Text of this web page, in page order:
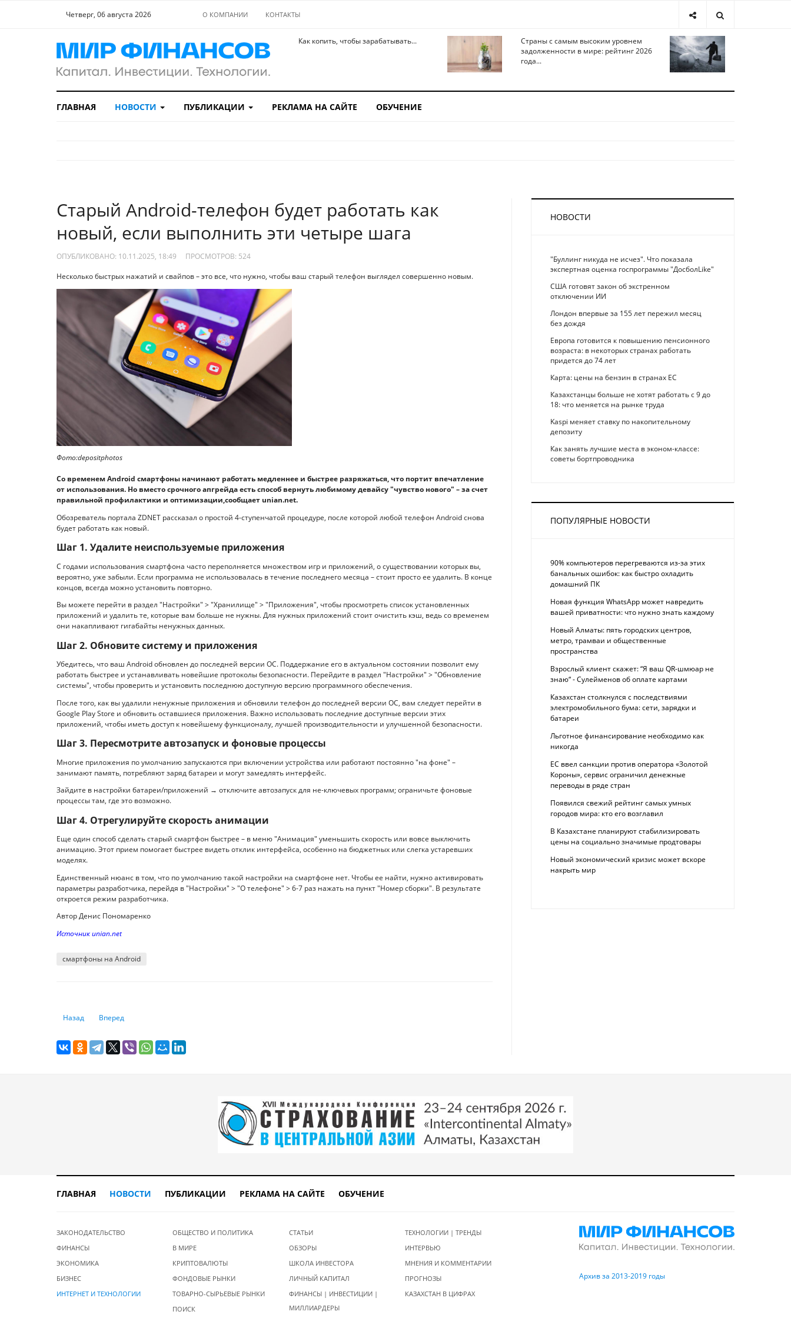
Четверг, 06 августа 2026 О КОМПАНИИ КОНТАКТЫ
Как копить, чтобы зарабатывать...
Страны с самым высоким уровнем
задолженности в мире: рейтинг 2026
года...
ГЛАВНАЯ НОВОСТИ ПУБЛИКАЦИИ РЕКЛАМА НА САЙТЕ ОБУЧЕНИЕ
Старый Android-телефон будет работать как
новый, если выполнить эти четыре шага
ОПУБЛИКОВАНО: 10.11.2025, 18:49 ПРОСМОТРОВ: 524
Несколько быстрых нажатий и свайпов – это все, что нужно, чтобы ваш старый телефон выглядел совершенно новым.
Фото:depositphotos
Со временем Android смартфоны начинают работать медленнее и быстрее разряжаться, что портит впечатление
от использования. Но вместо срочного апгрейда есть способ вернуть любимому девайсу "чувство нового" – за счет
правильной профилактики и оптимизации,сообщает unian.net.
Обозреватель портала ZDNET рассказал о простой 4-ступенчатой процедуре, после которой любой телефон Android снова
будет работать как новый.
Шаг 1. Удалите неиспользуемые приложения
С годами использования смартфона часто переполняется множеством игр и приложений, о существовании которых вы,
вероятно, уже забыли. Если программа не использовалась в течение последнего месяца – стоит просто ее удалить. В конце
концов, всегда можно установить повторно.
Вы можете перейти в раздел "Настройки" > "Хранилище" > "Приложения", чтобы просмотреть список установленных
приложений и удалить те, которые вам больше не нужны. Для нужных приложений стоит очистить кэш, ведь со временем
они накапливают гигабайты ненужных данных.
Шаг 2. Обновите систему и приложения
Убедитесь, что ваш Android обновлен до последней версии ОС. Поддержание его в актуальном состоянии позволит ему
работать быстрее и устанавливать новейшие протоколы безопасности. Перейдите в раздел "Настройки" > "Обновление
системы", чтобы проверить и установить последнюю доступную версию программного обеспечения.
После того, как вы удалили ненужные приложения и обновили телефон до последней версии ОС, вам следует перейти в
Google Play Store и обновить оставшиеся приложения. Важно использовать последние доступные версии этих
приложений, чтобы иметь доступ к новейшему функционалу, лучшей производительности и улучшенной безопасности.
Шаг 3. Пересмотрите автозапуск и фоновые процессы
Многие приложения по умолчанию запускаются при включении устройства или работают постоянно "на фоне" –
занимают память, потребляют заряд батареи и могут замедлять интерфейс.
Зайдите в настройки батареи/приложений → отключите автозапуск для не-ключевых программ; ограничьте фоновые
процессы там, где это возможно.
Шаг 4. Отрегулируйте скорость анимации
Еще один способ сделать старый смартфон быстрее – в меню "Анимация" уменьшить скорость или вовсе выключить
анимацию. Этот прием помогает быстрее видеть отклик интерфейса, особенно на бюджетных или слегка устаревших
моделях.
Единственный нюанс в том, что по умолчанию такой настройки на смартфоне нет. Чтобы ее найти, нужно активировать
параметры разработчика, перейдя в "Настройки" > "О телефоне" > 6-7 раз нажать на пункт "Номер сборки". В результате
откроется режим разработчика.
Автор Денис Пономаренко
Источник unian.net
смартфоны на Android
Предыдущий: Переносим фото с Android-телефона на Windows без заморочек: 5 простых способов
Назад Следующий: Можно ли доверять флешке: эксперты рассказали, где лучше всего хранить важные файлы
Вперед
НОВОСТИ
"Буллинг никуда не исчез". Что показала
экспертная оценка госпрограммы "ДосболLike"
США готовят закон об экстренном
отключении ИИ
Лондон впервые за 155 лет пережил месяц
без дождя
Европа готовится к повышению пенсионного
возраста: в некоторых странах работать
придется до 74 лет
Карта: цены на бензин в странах ЕС
Казахстанцы больше не хотят работать с 9 до
18: что меняется на рынке труда
Kaspi меняет ставку по накопительному
депозиту
Как занять лучшие места в эконом-классе:
советы бортпроводника
ПОПУЛЯРНЫЕ НОВОСТИ
90% компьютеров перегреваются из-за этих
банальных ошибок: как быстро охладить
домашний ПК
Новая функция WhatsApp может навредить
вашей приватности: что нужно знать каждому
Новый Алматы: пять городских центров,
метро, трамваи и общественные
пространства
Взрослый клиент скажет: “Я ваш QR-шмюар не
знаю“ - Сулейменов об оплате картами
Казахстан столкнулся с последствиями
электромобильного бума: сети, зарядки и
батареи
Льготное финансирование необходимо как
никогда
ЕС ввел санкции против оператора «Золотой
Короны», сервис ограничил денежные
переводы в ряде стран
Появился свежий рейтинг самых умных
городов мира: кто его возглавил
В Казахстане планируют стабилизировать
цены на социально значимые продтовары
Новый экономический кризис может вскоре
накрыть мир
ГЛАВНАЯ НОВОСТИ ПУБЛИКАЦИИ РЕКЛАМА НА САЙТЕ ОБУЧЕНИЕ
ЗАКОНОДАТЕЛЬСТВО
ФИНАНСЫ
ЭКОНОМИКА
БИЗНЕС
ИНТЕРНЕТ И ТЕХНОЛОГИИ
ОБЩЕСТВО И ПОЛИТИКА
В МИРЕ
КРИПТОВАЛЮТЫ
ФОНДОВЫЕ РЫНКИ
ТОВАРНО-СЫРЬЕВЫЕ РЫНКИ
ПОИСК
СТАТЬИ
ОБЗОРЫ
ШКОЛА ИНВЕСТОРА
ЛИЧНЫЙ КАПИТАЛ
ФИНАНСЫ | ИНВЕСТИЦИИ |
МИЛЛИАРДЕРЫ
ТЕХНОЛОГИИ | ТРЕНДЫ
ИНТЕРВЬЮ
МНЕНИЯ И КОММЕНТАРИИ
ПРОГНОЗЫ
КАЗАХСТАН В ЦИФРАХ
Архив за 2013-2019 годы